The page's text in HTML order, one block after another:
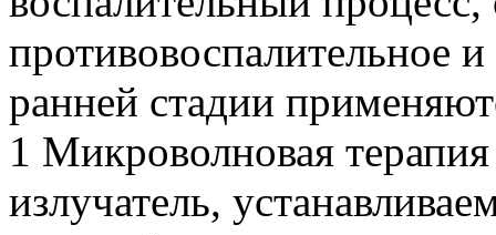
противовоспалительное
ранней стадии
1 Микроволновая
излучатель,